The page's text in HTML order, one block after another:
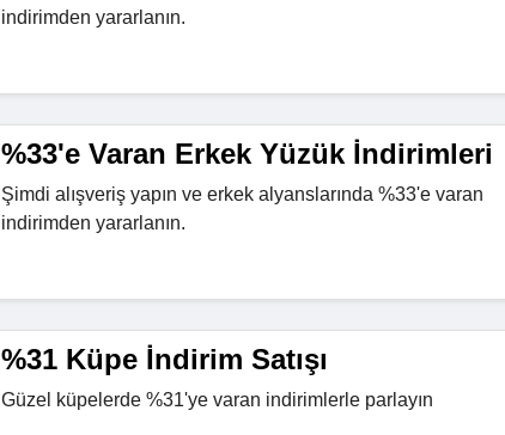
indirimden yararlanın.
%33'e Varan Erkek Yüzük İndirimleri
Şimdi alışveriş yapın ve erkek alyanslarında %33'e varan
indirimden yararlanın.
%31 Küpe İndirim Satışı
Güzel küpelerde %31'ye varan indirimlerle parlayın